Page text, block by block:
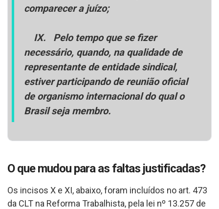
comparecer a juízo;
IX. Pelo tempo que se fizer
necessário, quando, na qualidade de
representante de entidade sindical,
estiver participando de reunião oficial
de organismo internacional do qual o
Brasil seja membro.
O que mudou para as faltas justificadas?
Os incisos X e XI, abaixo, foram incluídos no art. 473
da CLT na Reforma Trabalhista, pela lei nº 13.257 de